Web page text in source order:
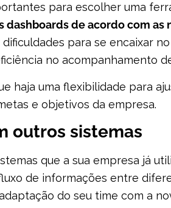
para escolher uma
dashboards de acordo com as
para se encaixar
no acompanhamento
haja uma flexibilidade para
e objetivos da empresa.
outros sistemas
que a sua empresa já
de informações entre
do seu time com a